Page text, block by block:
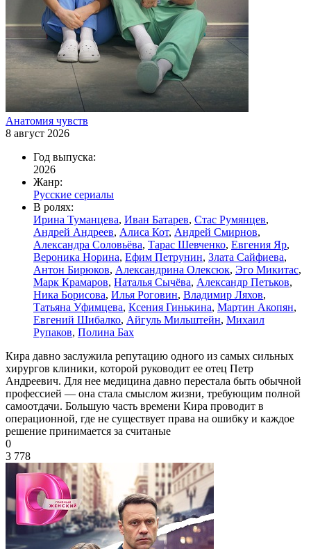
Анатомия чувств
8 август 2026
Год выпуска:
2026
Жанр:
Русские сериалы
В ролях:
Ирина Туманцева, Иван Батарев, Стас Румянцев,
Андрей Андреев, Алиса Кот, Андрей Смирнов,
Александра Соловьёва, Тарас Шевченко, Евгения Яр,
Вероника Норина, Ефим Петрунин, Злата Сайфиева,
Антон Бирюков, Александрина Олексюк, Эго Микитас,
Марк Крамаров, Наталья Сычёва, Александр Петьков,
Ника Борисова, Илья Роговин, Владимир Ляхов,
Татьяна Уфимцева, Ксения Гинькина, Мартин Акопян,
Евгений Шибалко, Айгуль Мильштейн, Михаил
Рупаков, Полина Бах
Кира давно заслужила репутацию одного из самых сильных
хирургов клиники, которой руководит ее отец Петр
Андреевич. Для нее медицина давно перестала быть обычной
профессией — она стала смыслом жизни, требующим полной
самоотдачи. Большую часть времени Кира проводит в
операционной, где не существует права на ошибку и каждое
решение принимается за считаные
0
3 778